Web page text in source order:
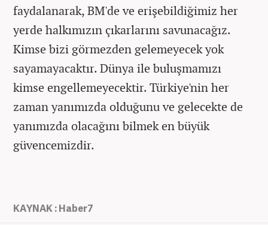
faydalanarak, BM'de ve erişebildiğimiz her
yerde halkımızın çıkarlarını savunacağız.
Kimse bizi görmezden gelemeyecek yok
sayamayacaktır. Dünya ile buluşmamızı
kimse engellemeyecektir. Türkiye'nin her
zaman yanımızda olduğunu ve gelecekte de
yanımızda olacağını bilmek en büyük
güvencemizdir.
KAYNAK : Haber7